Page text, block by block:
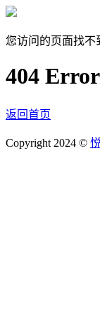
您访问的页面找
404 Error
返回首页
Copyright 2024 ©